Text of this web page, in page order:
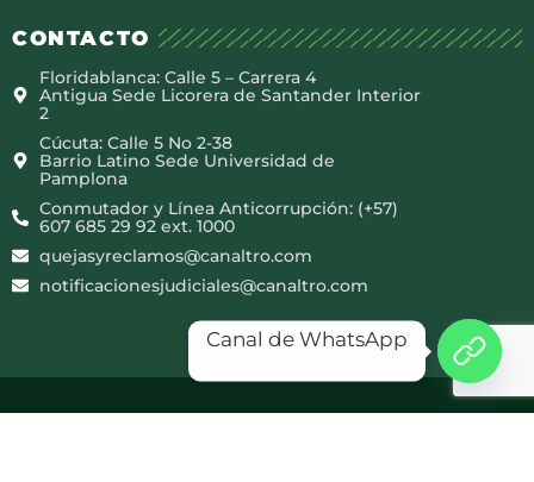
CONTACTO
Floridablanca: Calle 5 – Carrera 4
Antigua Sede Licorera de Santander Interior
2
Cúcuta: Calle 5 No 2-38
Barrio Latino Sede Universidad de
Pamplona
Conmutador y Línea Anticorrupción: (+57)
607 685 29 92 ext. 1000
quejasyreclamos@canaltro.com
notificacionesjudiciales@canaltro.com
Canal de WhatsApp